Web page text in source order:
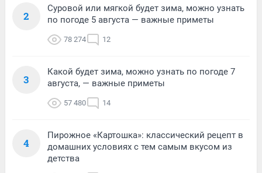
2
Суровой или мягкой будет зима, можно узнать
по погоде 5 августа — важные приметы
78 274 12
3
Какой будет зима, можно узнать по погоде 7
августа, — важные приметы
57 480 14
4
Пирожное «Картошка»: классический рецепт в
домашних условиях с тем самым вкусом из
детства